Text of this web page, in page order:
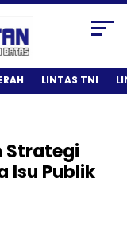
LINTAS TNI
Strategi
Isu Publik